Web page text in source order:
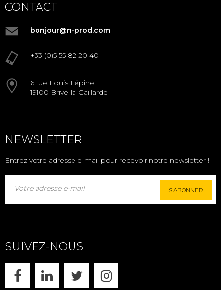
CONTACT
bonjour@n-prod.com
+33 (0)5 55 82 20 40
6 rue Louis Lépine
19100 Brive-la-Gaillarde
NEWSLETTER
Entrez votre adresse e-mail pour recevoir notre newsletter !
S'ABONNER
SUIVEZ-NOUS
FACEBOOK